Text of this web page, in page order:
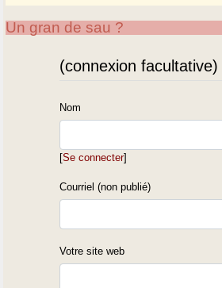
Un gran de sau ?
(connexion facultative)
Nom
[Se connecter]
Courriel (non publié)
Votre site web